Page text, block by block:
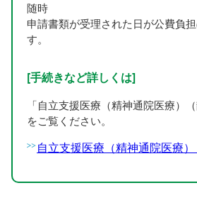
随時
申請書類が受理された日が公費負
す。
[手続きなど詳しくは]
「自立支援医療（精神通院医療）
をご覧ください。
自立支援医療（精神通院医療）